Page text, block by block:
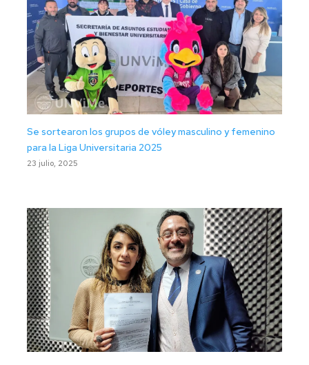
Se sortearon los grupos de vóley masculino y femenino
para la Liga Universitaria 2025
23 julio, 2025